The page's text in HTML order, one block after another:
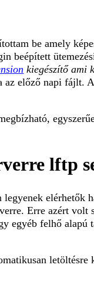
be amely
beépített
kiegészítő ami
előző napi fájlt.
lftp
legyenek elérhetők
Erre azért
egyéb felhő